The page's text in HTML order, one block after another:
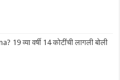
19 व्या वर्षी 14 कोटींची लागली बोली